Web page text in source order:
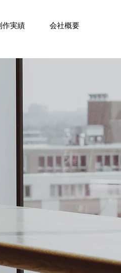
作実績 会社概要